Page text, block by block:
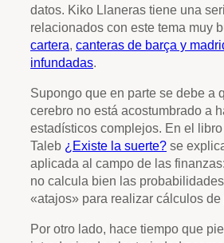
datos. Kiko Llaneras tiene una
relacionados con este tema muy
cartera, canteras de barça y
infundadas.
Supongo que en parte se debe a
cerebro no está acostumbrado a
estadísticos complejos. En el
Taleb ¿Existe la suerte? se
aplicada al campo de las
no calcula bien las
«atajos» para realizar cálculos
Por otro lado, hace tiempo que